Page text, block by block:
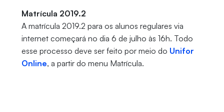
Matrícula 2019.2
A matrícula 2019.2 para os alunos regulares via
internet começará no dia 6 de julho às 16h. Todo
esse processo deve ser feito por meio do Unifor
Online, a partir do menu Matrícula.